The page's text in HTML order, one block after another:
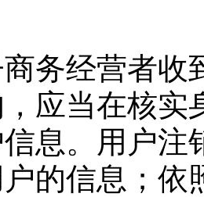
经营者收
应当在核实
息。用户注
的信息；依